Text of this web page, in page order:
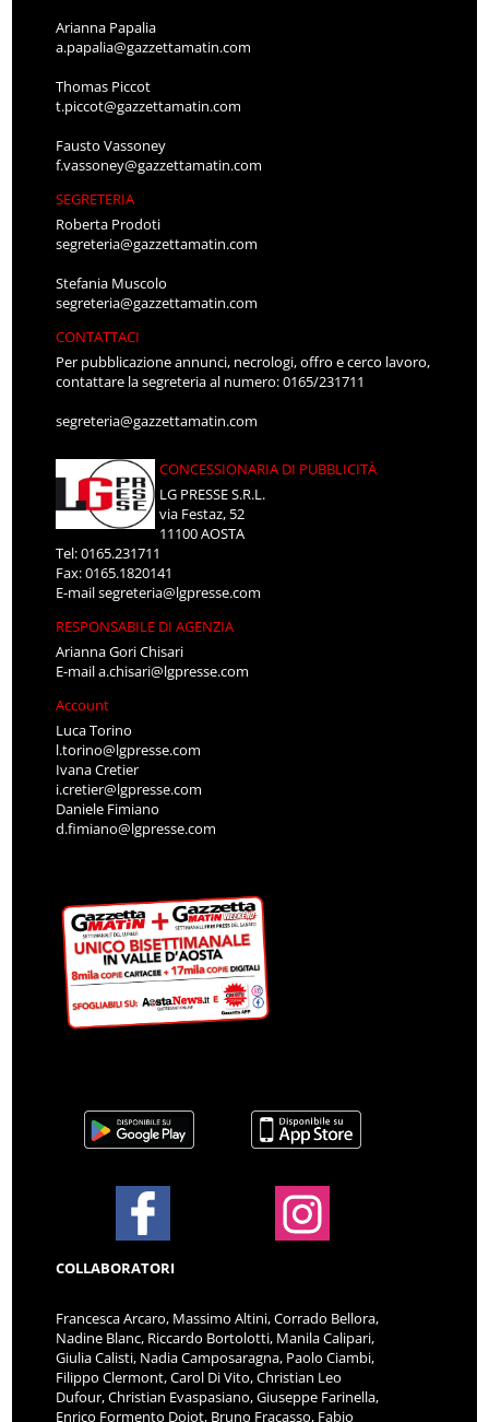
Arianna Papalia
a.papalia@gazzettamatin.com
Thomas Piccot
t.piccot@gazzettamatin.com
Fausto Vassoney
f.vassoney@gazzettamatin.com
SEGRETERIA
Roberta Prodoti
segreteria@gazzettamatin.com
Stefania Muscolo
segreteria@gazzettamatin.com
CONTATTACI
Per pubblicazione annunci, necrologi, offro e cerco lavoro,
contattare la segreteria al numero: 0165/231711
segreteria@gazzettamatin.com
CONCESSIONARIA DI PUBBLICITÀ
LG PRESSE S.R.L.
via Festaz, 52
11100 AOSTA
Tel: 0165.231711
Fax: 0165.1820141
E-mailsegreteria@lgpresse.com
RESPONSABILE DI AGENZIA
Arianna Gori Chisari
E-maila.chisari@lgpresse.com
Account
Luca Torino
l.torino@lgpresse.com
Ivana Cretier
i.cretier@lgpresse.com
Daniele Fimiano
d.fimiano@lgpresse.com
COLLABORATORI
Francesca Arcaro, Massimo Altini, Corrado Bellora,
Nadine Blanc, Riccardo Bortolotti, Manila Calipari,
Giulia Calisti, Nadia Camposaragna, Paolo Ciambi,
Filippo Clermont, Carol Di Vito, Christian Leo
Dufour, Christian Evaspasiano, Giuseppe Farinella,
Enrico Formento Dojot, Bruno Fracasso, Fabio